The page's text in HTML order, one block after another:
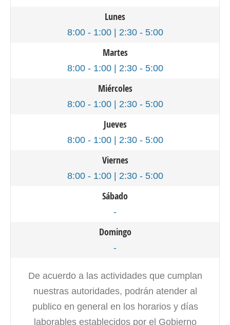
Lunes
8:00 - 1:00 | 2:30 - 5:00
Martes
8:00 - 1:00 | 2:30 - 5:00
Miércoles
8:00 - 1:00 | 2:30 - 5:00
Jueves
8:00 - 1:00 | 2:30 - 5:00
Viernes
8:00 - 1:00 | 2:30 - 5:00
Sábado
-
Domingo
-
De acuerdo a las actividades que cumplan
nuestras autoridades, podrán atender al
publico en general en los horarios y días
laborables establecidos por el Gobierno